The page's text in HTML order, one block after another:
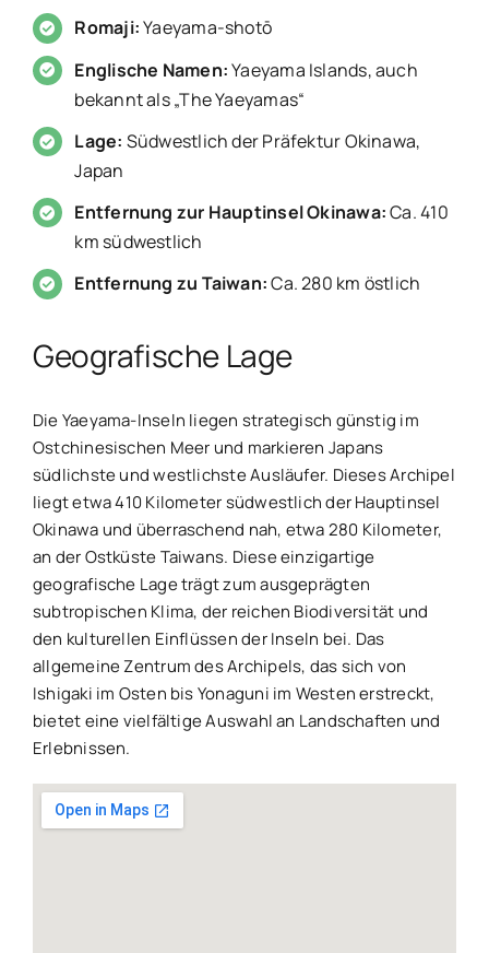
Romaji:Yaeyama-shotō
Englische Namen:Yaeyama Islands, auch
bekannt als „The Yaeyamas“
Lage: Südwestlich der Präfektur Okinawa,
Japan
Entfernung zur Hauptinsel Okinawa:Ca. 410
km südwestlich
Entfernung zu Taiwan:Ca. 280 km östlich
Geografische Lage
Die Yaeyama-Inseln liegen strategisch günstig im
Ostchinesischen Meer und markieren Japans
südlichste und westlichste Ausläufer. Dieses Archipel
liegt etwa 410 Kilometer südwestlich der Hauptinsel
Okinawa und überraschend nah, etwa 280 Kilometer,
an der Ostküste Taiwans. Diese einzigartige
geografische Lage trägt zum ausgeprägten
subtropischen Klima, der reichen Biodiversität und
den kulturellen Einflüssen der Inseln bei. Das
allgemeine Zentrum des Archipels, das sich von
Ishigaki im Osten bis Yonaguni im Westen erstreckt,
bietet eine vielfältige Auswahl an Landschaften und
Erlebnissen.